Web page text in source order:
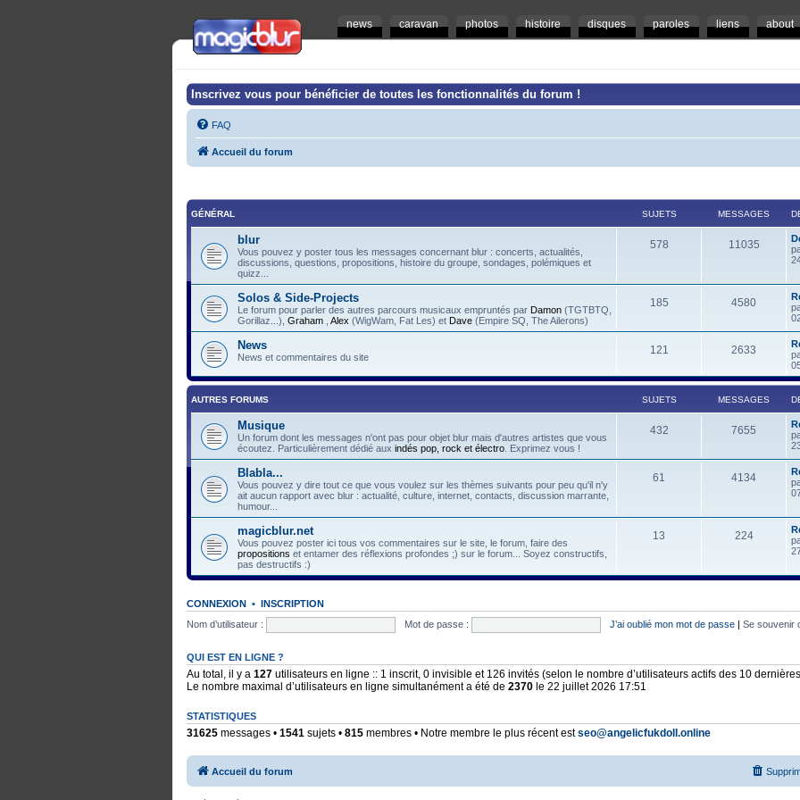
news caravan photos histoire disques paroles liens about
Inscrivez vous pour bénéficier de toutes les fonctionnalités du forum !
FAQ
Accueil du forum
GÉNÉRAL SUJETS MESSAGES
blur
Vous pouvez y poster tous les messages concernant blur : concerts, actualités,
discussions, questions, propositions, histoire du groupe, sondages, polémiques et
quizz...
578 11035
Solos & Side-Projects
Le forum pour parler des autres parcours musicaux empruntés par Damon (TGTBTQ,
Gorillaz...), Graham Alex (WigWam, Fat Les) et Dave (Empire SQ, The Ailerons)
185 4580
News
News et commentaires du site
121 2633
AUTRES FORUMS SUJETS MESSAGES
Musique
Un forum dont les messages n'ont pas pour objet blur mais d'autres artistes que vous
écoutez. Particulièrement dédié aux indés pop, rock et électro . Exprimez vous !
432 7655
Blabla...
Vous pouvez y dire tout ce que vous voulez sur les thèmes suivants pour peu qu'il n'y
ait aucun rapport avec blur : actualité, culture, internet, contacts, discussion marrante,
humour...
61 4134
magicblur.net
Vous pouvez poster ici tous vos commentaires sur le site, le forum, faire des
propositions et entamer des réflexions profondes ;) sur le forum... Soyez constructifs,
pas destructifs :)
13 224
CONNEXION • INSCRIPTION
Nom d’utilisateur :
Mot de passe : J’ai oublié mon mot de passe | Se souvenir
QUI EST EN LIGNE ?
Au total, il y a 127 utilisateurs en ligne :: 1 inscrit, 0 invisible et 126 invités (selon le nombre d’utilisateurs actifs des 10
Le nombre maximal d’utilisateurs en ligne simultanément a été de 2370 le 22 juillet 2026 17:51
STATISTIQUES
31625 messages • 1541 sujets • 815 membres • Notre membre le plus récent estseo@angelicfukdoll.online
Accueil du forum